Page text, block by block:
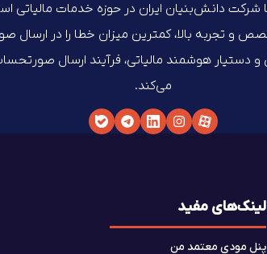
شد و تنها شرکت دانش‌بنیان ایران در حوزه خدمات
بالا، کمترین میزان خطا را در ارسال
و دستیار هوشمند مالیاتی، فرآیند ارسال
می‌کند.
لینک‌های مفید
پنل مودی معتمد من